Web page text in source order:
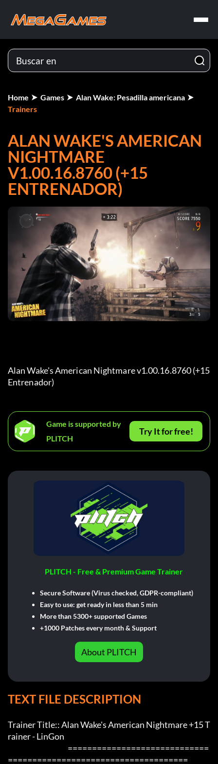
Home Games
Alan Wake: Pesadilla americana
Trainers
ALAN WAKE'S AMERICAN
NIGHTMARE
V1.00.16.8760 (+15
ENTRENADOR)
Alan Wake's American Nightmare v1.00.16.8760 (+15
Entrenador)
Game is supported by
PLITCH
Try It for free!
PLITCH - Free & Premium Game Trainer
Secure Software (Virus checked, GDPR-compliant)
Easy to use: get ready in less than 5 min
More than 5300+ supported Games
+1000 Patches every month & Support
About PLITCH
TEXT FILE DESCRIPTION
Trainer Title:: Alan Wake's American Nightmare +15 T
rainer - LinGon
=====================================